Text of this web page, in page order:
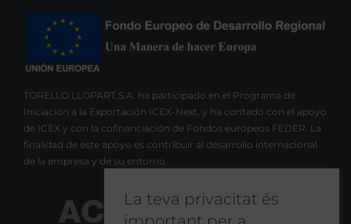
TORELLO LLOPART,S.A. ha participado en el Programa de
Iniciación a la Exportación ICEX-Next, y ha contado con el apoyo
de ICEX y con la cofinanciación de Fondos europeos FEDER. La
finalidad de este apoyo es contribuir al desarrollo internacional
de la empresa y de su entorno.
La teva privacitat és